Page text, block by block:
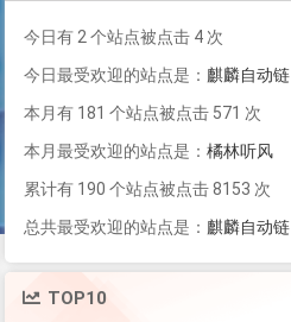
今日有 2 个站点被点击 4 次
今日最受欢迎的站点是： 麒麟自动链
本月有 181 个站点被点击 571 次
本月最受欢迎的站点是： 橘林听风
累计有 190 个站点被点击 8153 次
总共最受欢迎的站点是： 麒麟自动链
TOP10